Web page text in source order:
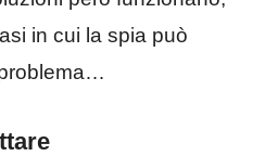
in cui la spia può